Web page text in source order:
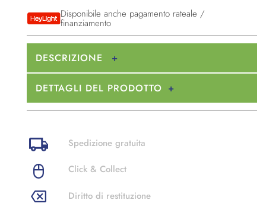
Disponibile anche pagamento rateale /
finanziamento
DESCRIZIONE
DETTAGLI DEL PRODOTTO
Spedizione gratuita
Click & Collect
Diritto di restituzione